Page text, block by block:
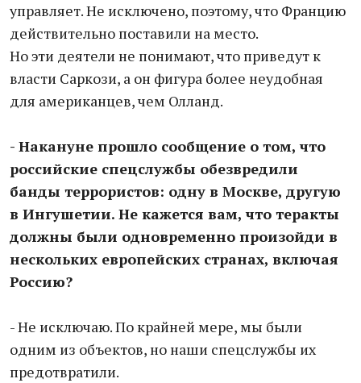
управляет. Не исключено, поэтому, что Францию
действительно поставили на место.
Но эти деятели не понимают, что приведут к
власти Саркози, а он фигура более неудобная
для американцев, чем Олланд.
- Накануне прошло сообщение о том, что
российские спецслужбы обезвредили
банды террористов: одну в Москве, другую
в Ингушетии. Не кажется вам, что теракты
должны были одновременно произойди в
нескольких европейских странах, включая
Россию?
- Не исключаю. По крайней мере, мы были
одним из объектов, но наши спецслужбы их
предотвратили.